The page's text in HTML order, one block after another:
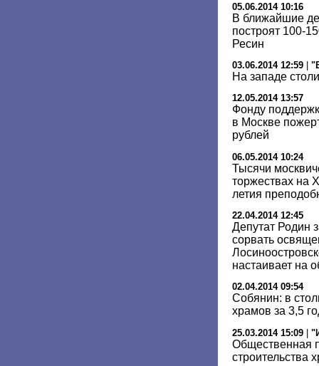
05.06.2014 10:16
В ближайшие
построят 100-
Ресин
03.06.2014 12:59
На западе
12.05.2014 13:57
Фонду
в Москве
рублей
06.05.2014 10:24
Тысячи
торжествах на
летия
22.04.2014 12:45
Депутат Родин
сорвать
настаивает на
02.04.2014 09:54
Собянин: в
храмов за 3,5
25.03.2014 15:09 |
Общественная
строительства